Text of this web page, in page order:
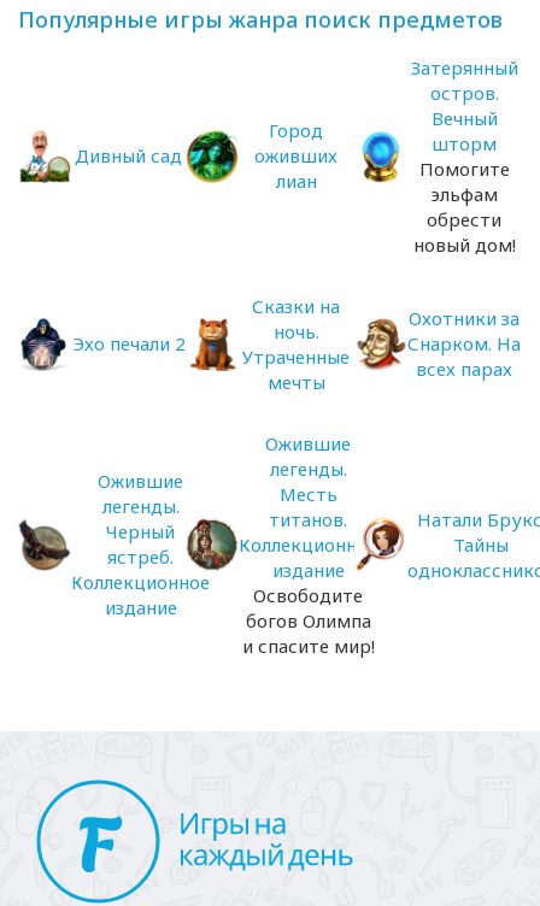
Популярные игры жанра поиск предметов
Дивный сад
Город
оживших
лиан
Затерянный
остров.
Вечный
шторм
Помогите
эльфам
обрести
новый дом!
Эхо печали 2
Сказки на
ночь.
Утраченные
мечты
Охотники за
Снарком. На
всех парах
Ожившие
легенды.
Черный
ястреб.
Коллекционное
издание
Ожившие
легенды.
Месть
титанов.
Коллекционное
издание
Освободите
богов Олимпа
и спасите мир!
Натали
Тайны